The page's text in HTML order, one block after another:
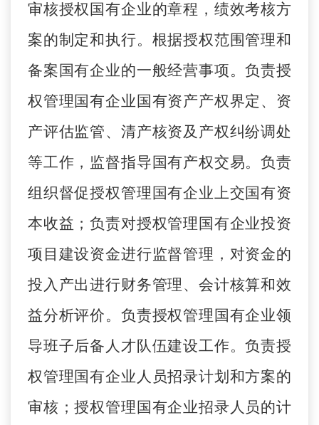
审核授权国有企业的章程，绩效考核方
案的制定和执行。根据授权范围管理和
备案国有企业的一般经营事项。负责授
权管理国有企业国有资产产权界定、资
产评估监管、清产核资及产权纠纷调处
等工作，监督指导国有产权交易。负责
组织督促授权管理国有企业上交国有资
本收益；负责对授权管理国有企业投资
项目建设资金进行监督管理，对资金的
投入产出进行财务管理、会计核算和效
益分析评价。负责授权管理国有企业领
导班子后备人才队伍建设工作。负责授
权管理国有企业人员招录计划和方案的
审核；授权管理国有企业招录人员的计